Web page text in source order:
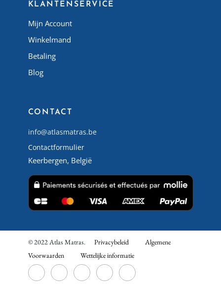
KLANTENSERVICE
Mijn Account
Winkelmand
Betaling
Blog
CONTACT
info@atlasmatras.be
Contactformulier
Keerbergen, België
© 2022 Atlas Matras. Privacybeleid
Algemene
Voorwaarden
Wettelijke informatie